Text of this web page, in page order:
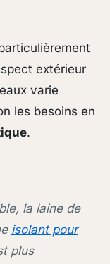
extérieur
varie
les besoins en
.
la laine de
isolant pour
plus